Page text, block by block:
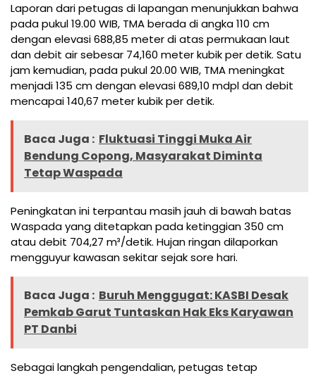
Laporan dari petugas di lapangan menunjukkan bahwa
pada pukul 19.00 WIB, TMA berada di angka 110 cm
dengan elevasi 688,85 meter di atas permukaan laut
dan debit air sebesar 74,160 meter kubik per detik. Satu
jam kemudian, pada pukul 20.00 WIB, TMA meningkat
menjadi 135 cm dengan elevasi 689,10 mdpl dan debit
mencapai 140,67 meter kubik per detik.
Baca Juga : Fluktuasi Tinggi Muka Air
Bendung Copong, Masyarakat Diminta
Tetap Waspada
Peningkatan ini terpantau masih jauh di bawah batas
Waspada yang ditetapkan pada ketinggian 350 cm
atau debit 704,27 m³/detik. Hujan ringan dilaporkan
mengguyur kawasan sekitar sejak sore hari.
Baca Juga : Buruh Menggugat: KASBI Desak
Pemkab Garut Tuntaskan Hak Eks Karyawan
PT Danbi
Sebagai langkah pengendalian, petugas tetap